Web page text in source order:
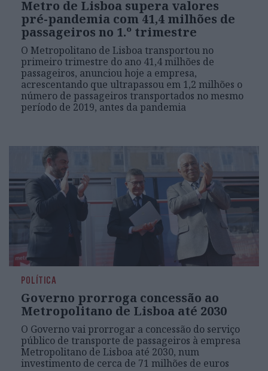
Metro de Lisboa supera valores
pré-pandemia com 41,4 milhões de
passageiros no 1.º trimestre
O Metropolitano de Lisboa transportou no
primeiro trimestre do ano 41,4 milhões de
passageiros, anunciou hoje a empresa,
acrescentando que ultrapassou em 1,2 milhões o
número de passageiros transportados no mesmo
período de 2019, antes da pandemia
POLÍTICA
Governo prorroga concessão ao
Metropolitano de Lisboa até 2030
O Governo vai prorrogar a concessão do serviço
público de transporte de passageiros à empresa
Metropolitano de Lisboa até 2030, num
investimento de cerca de 71 milhões de euros